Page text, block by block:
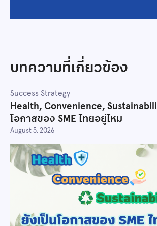
บทความที่เกี่ยวข้อง
Success Strategy
Health, Convenience,
โอกาสของ SME ไทยอยู่ไหม
August 5, 2026